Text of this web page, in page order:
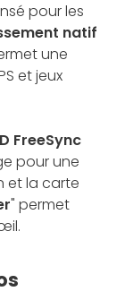
pour les
natif
une
et jeux
FreeSync
pour une
et la carte
" permet